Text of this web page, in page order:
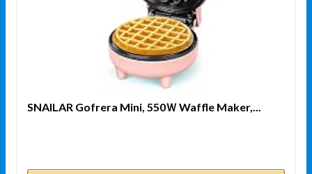
SNAILAR Gofrera Mini, ‎550Ｗ Waffle Maker,...